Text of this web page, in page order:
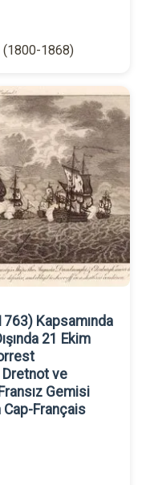
(1800-1868)
Kapsamında
21 Ekim
Dretnot ve
Gemisi
Cap-Français